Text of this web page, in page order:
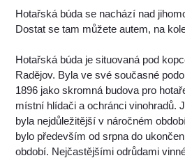
Hotařská búda se nachází nad
Dostat se tam můžete autem, na
Hotařská búda je situovaná pod
Radějov. Byla ve své současné
1896 jako skromná budova pro
místní hlídači a ochránci vinohradů.
byla nejdůležitější v náročném
bylo především od srpna do
období. Nejčastějšími odrůdami